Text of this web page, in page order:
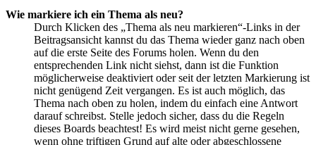
Wie markiere ich ein Thema als neu?
Durch Klicken des „Thema als neu markieren“-Links in der
Beitragsansicht kannst du das Thema wieder ganz nach oben
auf die erste Seite des Forums holen. Wenn du den
entsprechenden Link nicht siehst, dann ist die Funktion
möglicherweise deaktiviert oder seit der letzten Markierung ist
nicht genügend Zeit vergangen. Es ist auch möglich, das
Thema nach oben zu holen, indem du einfach eine Antwort
darauf schreibst. Stelle jedoch sicher, dass du die Regeln
dieses Boards beachtest! Es wird meist nicht gerne gesehen,
wenn ohne triftigen Grund auf alte oder abgeschlossene